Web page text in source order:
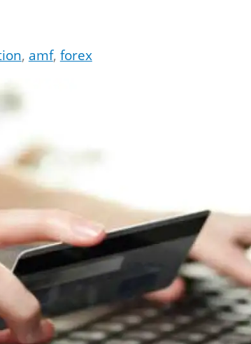
, amf, forex